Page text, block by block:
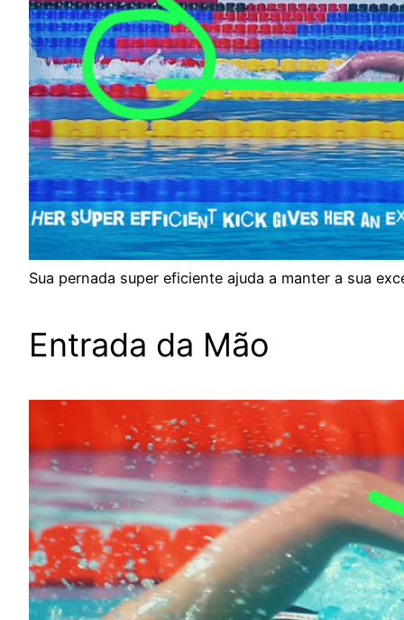
Sua pernada super eficiente ajuda a manter a sua
Entrada da Mão